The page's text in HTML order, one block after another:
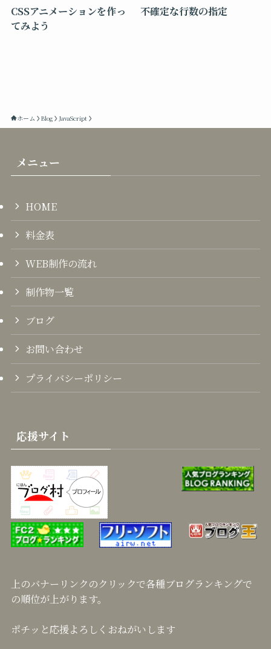
CSSアニメーションを作っ
てみよう
不確定な行数の指定
ホーム Blog JavaScript
メニュー
HOME
料金表
WEB制作の流れ
制作物一覧
ブログ
お問い合わせ
プライバシーポリシー
応援サイト
上のバナーリンクのクリックで各種ブログランキングで
の順位が上がります。
ポチッと応援よろしくおねがいします